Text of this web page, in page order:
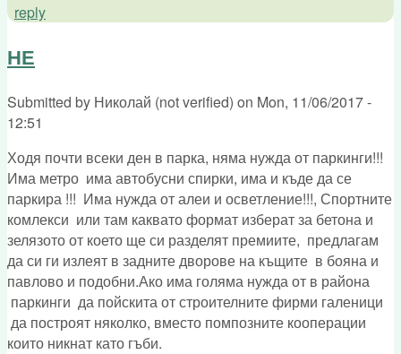
reply
НЕ
Submitted by Николай (not verified) on Mon, 11/06/2017 -
12:51
Ходя почти всеки ден в парка, няма нужда от паркинги!!!
Има метро има автобусни спирки, има и къде да се
паркира !!! Има нужда от алеи и осветление!!!, Спортните
комлекси или там каквато формат изберат за бетона и
зелязото от което ще си разделят премиите, предлагам
да си ги излеят в задните дворове на къщите в бояна и
павлово и подобни.Ако има голяма нужда от в района
паркинги да пойскита от строителните фирми галеници
да построят няколко, вместо помпозните кооперации
които никнат като гъби.